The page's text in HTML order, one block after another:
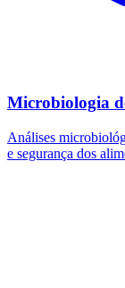
Microbiologia
Análises
e segurança dos